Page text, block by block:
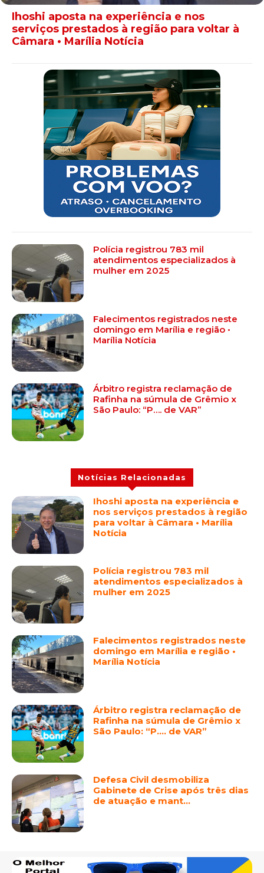
Ihoshi aposta na experiência e nos
serviços prestados à região para voltar à
Câmara • Marília Notícia
Polícia registrou 783 mil
atendimentos especializados à
mulher em 2025
Falecimentos registrados neste
domingo em Marília e região •
Marília Notícia
Árbitro registra reclamação de
Rafinha na súmula de Grêmio x
São Paulo: “P…. de VAR”
Notícias Relacionadas
Ihoshi aposta na experiência e
nos serviços prestados à região
para voltar à Câmara • Marília
Notícia
Polícia registrou 783 mil
atendimentos especializados à
mulher em 2025
Falecimentos registrados neste
domingo em Marília e região •
Marília Notícia
Árbitro registra reclamação de
Rafinha na súmula de Grêmio x
São Paulo: “P…. de VAR”
Defesa Civil desmobiliza
Gabinete de Crise após três dias
de atuação e mant…